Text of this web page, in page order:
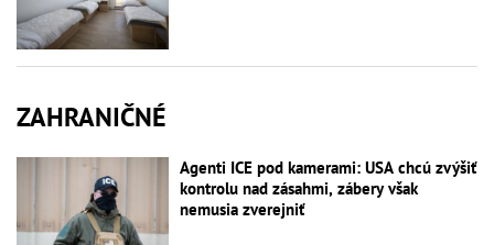
ZAHRANIČNÉ
Agenti ICE pod kamerami: USA chcú zvýšiť
kontrolu nad zásahmi, zábery však
nemusia zverejniť